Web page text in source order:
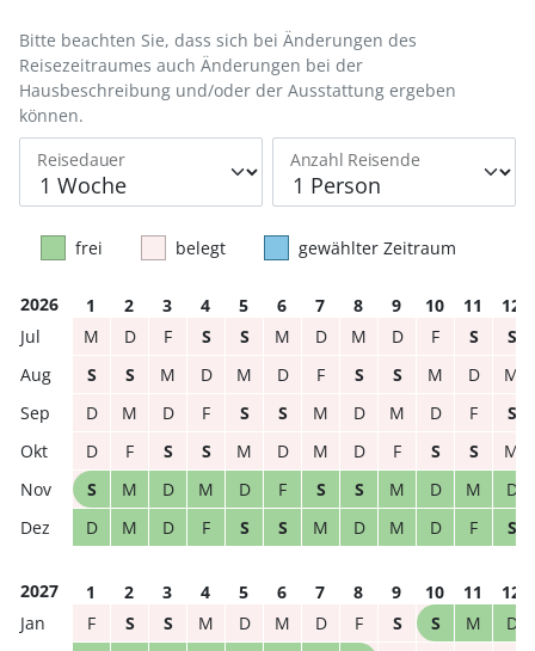
Reisedauer Anzahl Reisende
Bitte beachten Sie, dass sich bei Änderungen des
Reisezeitraumes auch Änderungen bei der
Hausbeschreibung und/oder der Ausstattung ergeben
können.
frei belegt gewählter Zeitraum
2026 1 2 3 4 5 6 7 8 9 10 11
12
M
D F S S M D M D F S
S
S
S M D M D F S S M D
M
D
M D F S S M D M D F
S
D
F S S M D M D F S S
M
S
M D M D F S S M D M
D
D
M D F S S M D M D F S
2027 1 2 3 4 5 6 7 8 9 10 11
12
F
S S M D M D F S S M
D